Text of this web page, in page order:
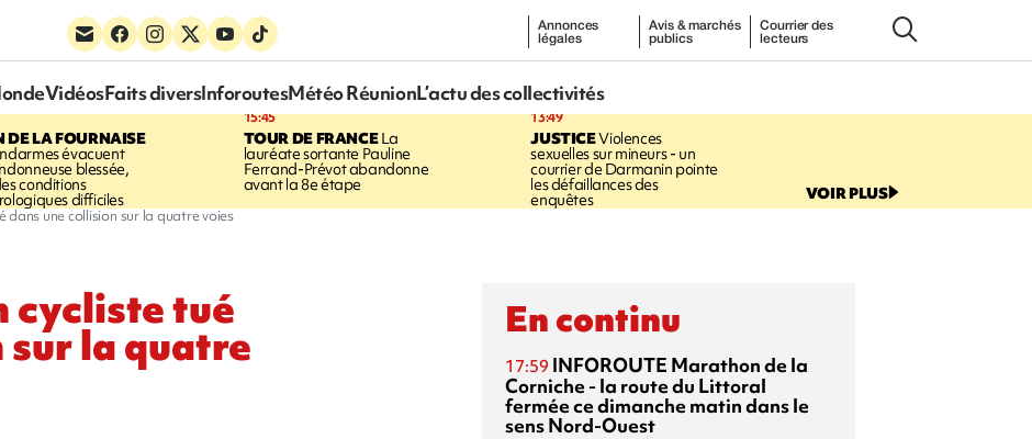
Annonces
légales
Avis & marchés
publics
Courrier des
lecteurs
VidéosFaits diversInforoutesMétéo RéunionL’actu des collectivités
DE LA FOURNAISE
évacuent
blessée,
conditions
difficiles
15:45
TOUR DE FRANCELa
lauréate sortante Pauline
Ferrand-Prévot abandonne
avant la 8e étape
13:49
JUSTICEViolences
sexuelles sur mineurs - un
courrier de Darmanin pointe
les défaillances des
enquêtes VOIR PLUS
dans une collision sur la quatre voies
cycliste tué
sur la quatre
En continu
17:59 INFOROUTE Marathon de la
Corniche - la route du Littoral
fermée ce dimanche matin dans le
sens Nord-Ouest